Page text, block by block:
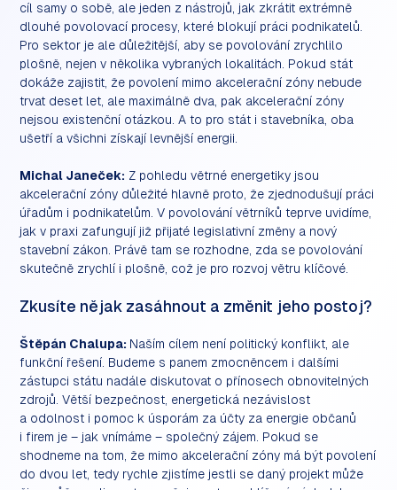
cíl samy o sobě, ale jeden z nástrojů, jak zkrátit extrémně
dlouhé povolovací procesy, které blokují práci podnikatelů.
Pro sektor je ale důležitější, aby se povolování zrychlilo
plošně, nejen v několika vybraných lokalitách. Pokud stát
dokáže zajistit, že povolení mimo akcelerační zóny nebude
trvat deset let, ale maximálně dva, pak akcelerační zóny
nejsou existenční otázkou. A to pro stát i stavebníka, oba
ušetří a všichni získají levnější energii.
Michal Janeček: Z pohledu větrné energetiky jsou
akcelerační zóny důležité hlavně proto, že zjednodušují práci
úřadům i podnikatelům. V povolování větrníků teprve uvidíme,
jak v praxi zafungují již přijaté legislativní změny a nový
stavební zákon. Právě tam se rozhodne, zda se povolování
skutečně zrychlí i plošně, což je pro rozvoj větru klíčové.
Zkusíte nějak zasáhnout a změnit jeho postoj?
Štěpán Chalupa: Naším cílem není politický konflikt, ale
funkční řešení. Budeme s panem zmocněncem i dalšími
zástupci státu nadále diskutovat o přínosech obnovitelných
zdrojů. Větší bezpečnost, energetická nezávislost
a odolnost i pomoc k úsporám za účty za energie občanů
i firem je – jak vnímáme – společný zájem. Pokud se
shodneme na tom, že mimo akcelerační zóny má být povolení
do dvou let, tedy rychle zjistíme jestli se daný projekt může